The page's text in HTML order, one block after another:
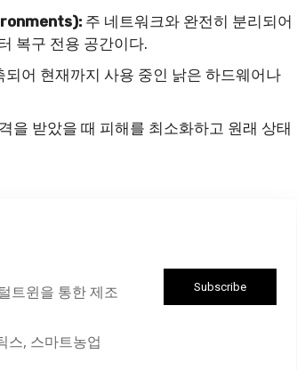
주 네트워크와 완전히 분리되어
복구 전용 공간이다.
되어 현재까지 사용 중인 낡은 하드웨어나
을 받았을 때 피해를 최소화하고 원래 상태
트윈을 통한 제조
스, 스마트농업
Subscribe